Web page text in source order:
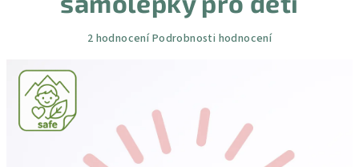
Průměrné
hvězdiček.
2 hodnoceníPodrobnosti hodnocení